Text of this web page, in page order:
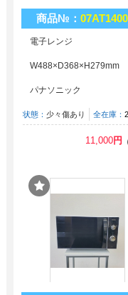
商品№：
電子レンジ
W488×D368×H279mm
パナソニック
状態： 少々傷あり 全在庫：2
11,000円